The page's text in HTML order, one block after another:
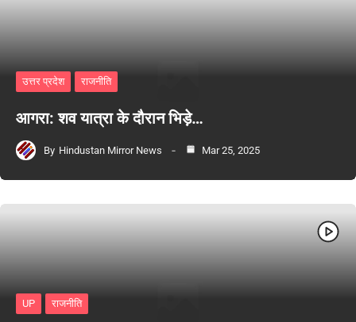
उत्तर प्रदेश राजनीति
आगरा: शव यात्रा के दौरान भिड़े…
By Hindustan Mirror News Mar 25, 2025
UP राजनीति